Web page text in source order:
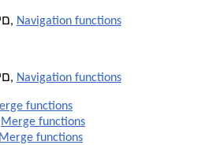
Navigation functions
Navigation functions
functions
Merge functions
Merge functions